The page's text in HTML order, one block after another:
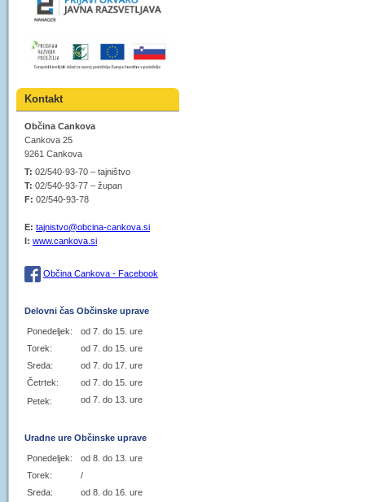
Kontakt
Občina Cankova
Cankova 25
9261 Cankova
T: 02/540-93-70 – tajništvo
T: 02/540-93-77 – župan
F: 02/540-93-78
E: tajnistvo@obcina-cankova.si
I: www.cankova.si
Občina Cankova - Facebook
Delovni čas Občinske uprave
Ponedeljek:
od 7. do 15. ure
Torek:
od 7. do 15. ure
Sreda:
od 7. do 17. ure
Četrtek:
od 7. do 15. ure
Petek:
od 7. do 13. ure
Uradne ure Občinske uprave
Ponedeljek:
od 8. do 13. ure
Torek:
/
Sreda:
od 8. do 16. ure